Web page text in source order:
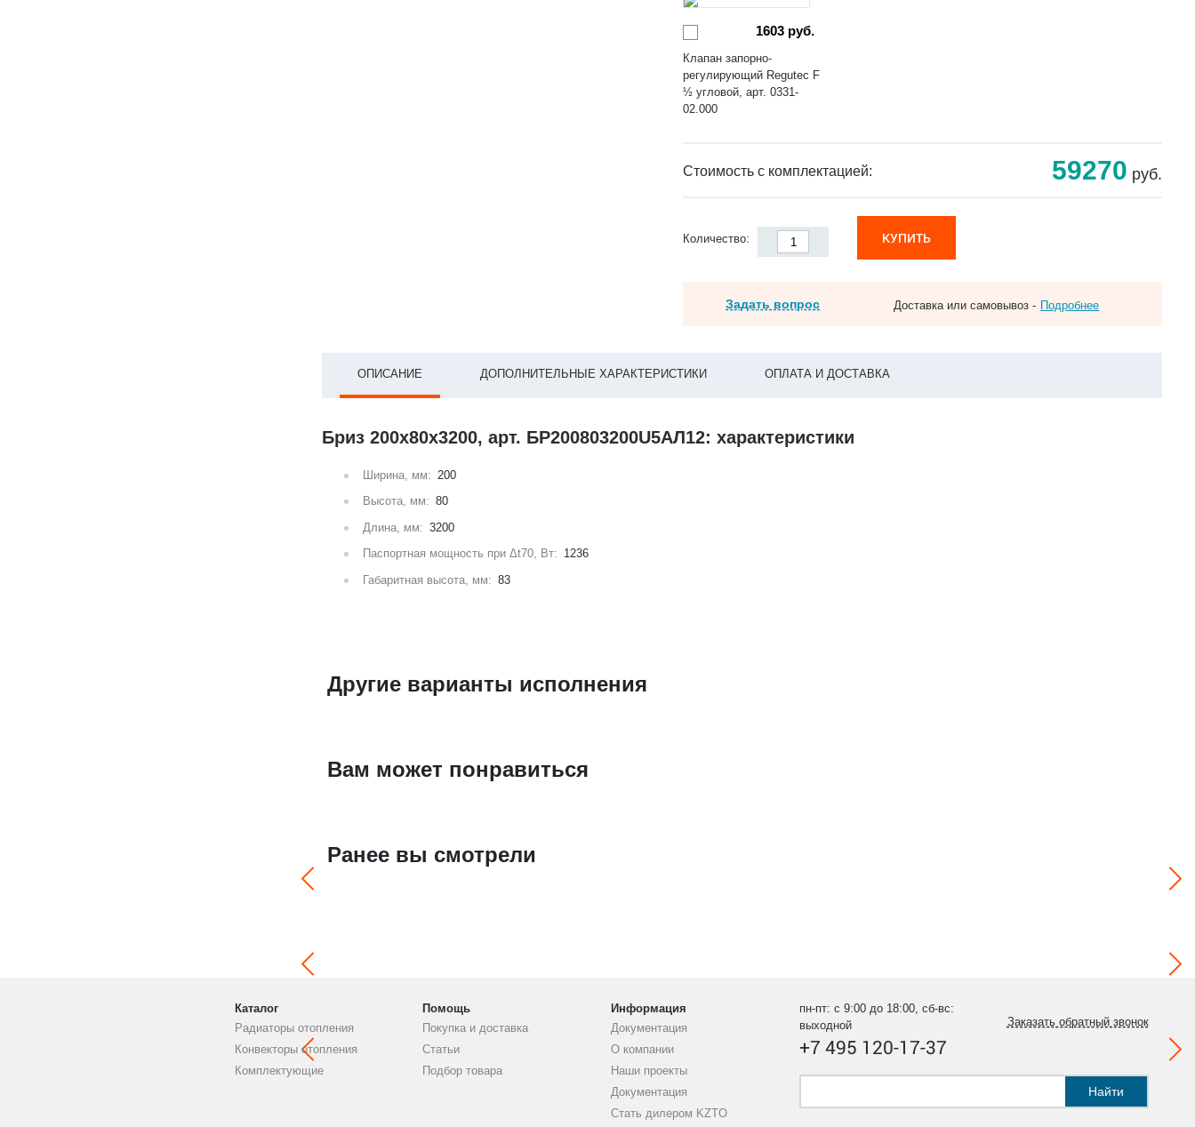
1603 руб.
Клапан запорно-
регулирующий Regutec F
½ угловой, арт. 0331-
02.000
Стоимость с комплектацией: 59270 руб.
Количество: КУПИТЬ
Задать вопрос Доставка или самовывоз - Подробнее
ОПИСАНИЕ ДОПОЛНИТЕЛЬНЫЕ ХАРАКТЕРИСТИКИ ОПЛАТА И ДОСТАВКА
Бриз 200х80х3200, арт. БР200803200U5АЛ12: характеристики
Ширина, мм: 200
Высота, мм: 80
Длина, мм: 3200
Паспортная мощность при Δt70, Вт: 1236
Габаритная высота, мм: 83
Другие варианты исполнения
Вам может понравиться
Ранее вы смотрели
Каталог
Радиаторы отопления
Конвекторы отопления
Комплектующие
Помощь
Покупка и доставка
Статьи
Подбор товара
Информация
Документация
О компании
Наши проекты
Документация
Стать дилером KZTO
пн-пт: с 9:00 до 18:00, сб-вс:
выходной
+7 495 120-17-37
Заказать обратный звонок
Найти